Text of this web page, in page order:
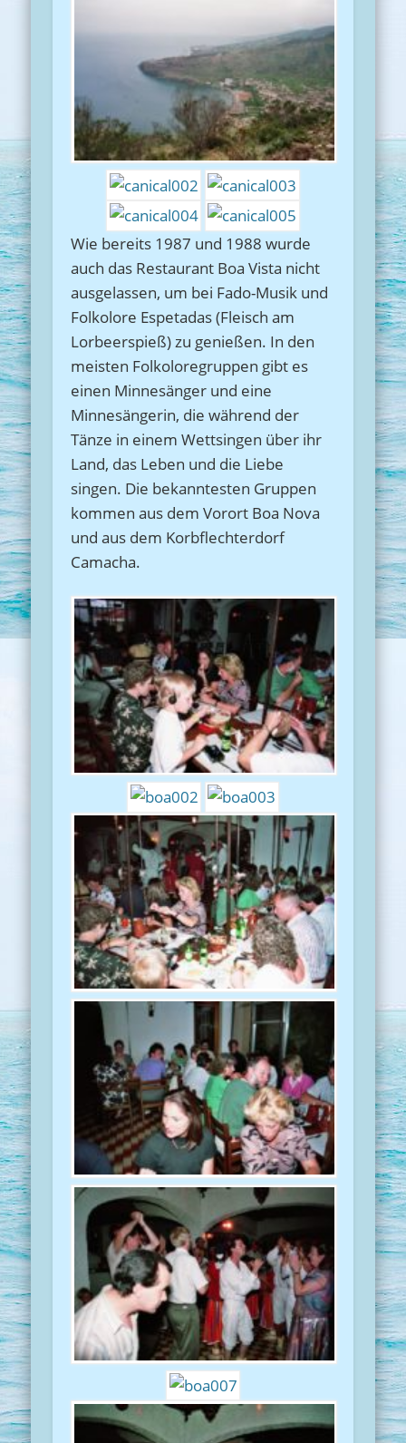
Wie bereits 1987 und 1988 wurde
auch das Restaurant Boa Vista nicht
ausgelassen, um bei Fado-Musik und
Folkolore Espetadas (Fleisch am
Lorbeerspieß) zu genießen. In den
meisten Folkoloregruppen gibt es
einen Minnesänger und eine
Minnesängerin, die während der
Tänze in einem Wettsingen über ihr
Land, das Leben und die Liebe
singen. Die bekanntesten Gruppen
kommen aus dem Vorort Boa Nova
und aus dem Korbflechterdorf
Camacha.